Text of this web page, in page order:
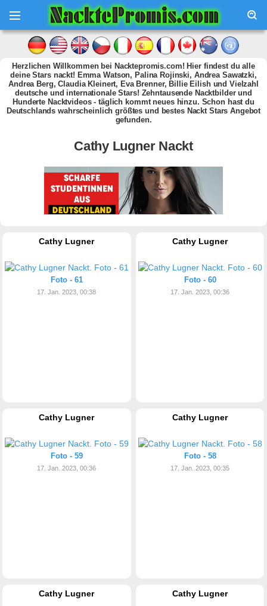
Herzlichen Willkommen bei Nacktepromis.com! Hier findest du alle
deine Stars nackt! Emma Watson, Palina Rojinski, Andrea Sawatzki,
Andrea Berg, Claudia Kleinert, Eva Brenner, Billie Eilish und Vielzahl
deutsche und internationale Stars! Zehntausende Nacktbilder und
Hunderte Nacktvideos - täglich kommt neues hinzu. Schon hast du
Deutschlands wahrscheinlich größtes und bestes Nackt Stars Angebot
gefunden.
Cathy Lugner Nackt
Cathy Lugner
Foto - 61
17. Jan. 2023, 00:38
Cathy Lugner
Foto - 60
17. Jan. 2023, 00:36
Cathy Lugner
Foto - 59
17. Jan. 2023, 00:36
Cathy Lugner
Foto - 58
17. Jan. 2023, 00:35
Cathy Lugner Cathy Lugner